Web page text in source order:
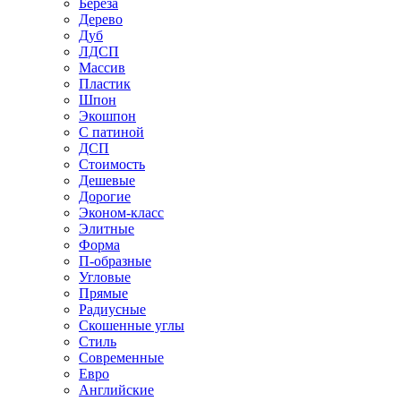
Береза
Дерево
Дуб
ЛДСП
Массив
Пластик
Шпон
Экошпон
С патиной
ДСП
Стоимость
Дешевые
Дорогие
Эконом-класс
Элитные
Форма
П-образные
Угловые
Прямые
Радиусные
Скошенные углы
Стиль
Современные
Евро
Английские